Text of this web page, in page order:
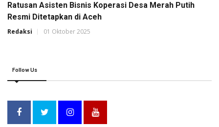
Ratusan Asisten Bisnis Koperasi Desa Merah Putih
Resmi Ditetapkan di Aceh
Redaksi 01 Oktober 2025
Follow Us